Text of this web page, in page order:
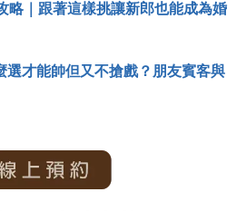
略｜跟著這樣挑讓新郎也能成為婚
選才能帥但又不搶戲？朋友賓客與